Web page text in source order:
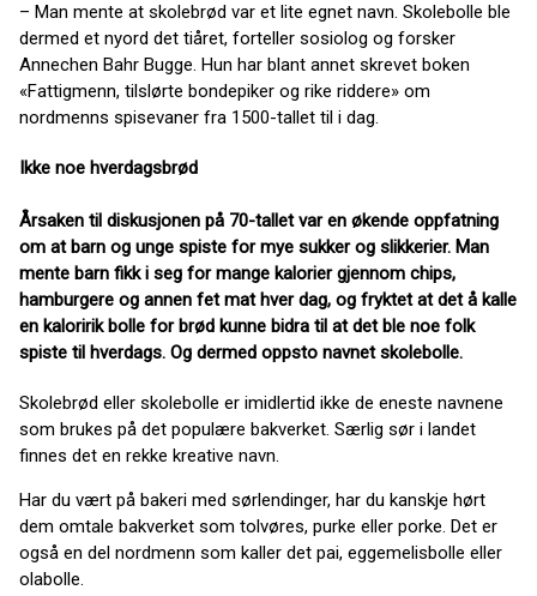
– Man mente at skolebrød var et lite egnet navn. Skolebolle ble
dermed et nyord det tiåret, forteller sosiolog og forsker
Annechen Bahr Bugge. Hun har blant annet skrevet boken
«Fattigmenn, tilslørte bondepiker og rike riddere» om
nordmenns spisevaner fra 1500-tallet til i dag.
Ikke noe hverdagsbrød
Årsaken til diskusjonen på 70-tallet var en økende oppfatning
om at barn og unge spiste for mye sukker og slikkerier. Man
mente barn fikk i seg for mange kalorier gjennom chips,
hamburgere og annen fet mat hver dag, og fryktet at det å kalle
en kaloririk bolle for brød kunne bidra til at det ble noe folk
spiste til hverdags. Og dermed oppsto navnet skolebolle.
Skolebrød eller skolebolle er imidlertid ikke de eneste navnene
som brukes på det populære bakverket. Særlig sør i landet
finnes det en rekke kreative navn.
Har du vært på bakeri med sørlendinger, har du kanskje hørt
dem omtale bakverket som tolvøres, purke eller porke. Det er
også en del nordmenn som kaller det pai, eggemelisbolle eller
olabolle.